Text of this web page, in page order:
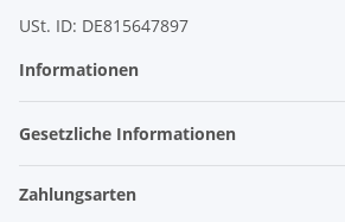
USt. ID: DE815647897
Informationen
Gesetzliche Informationen
Zahlungsarten